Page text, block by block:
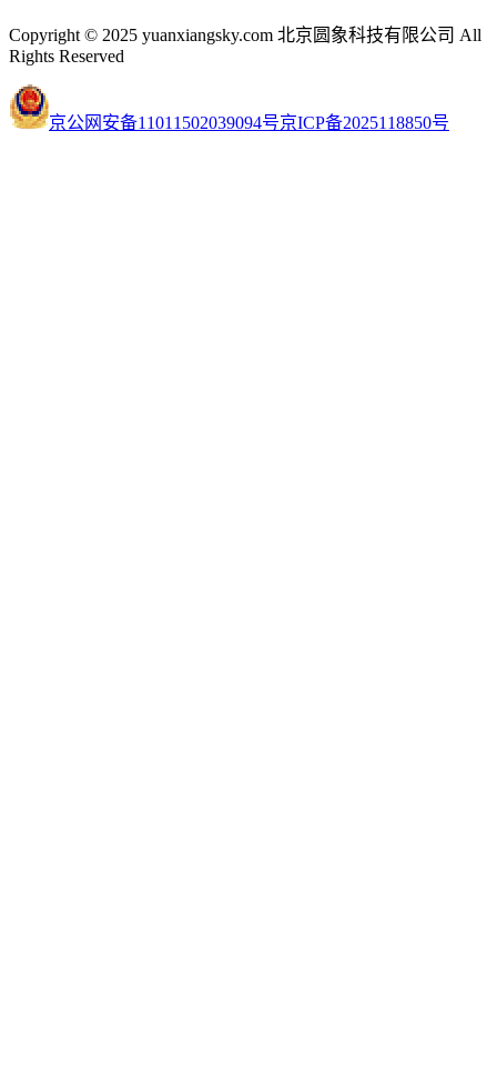
Copyright © 2025 yuanxiangsky.com 北京圆象科技有限公司 All
Rights Reserved
京公网安备11011502039094号京ICP备2025118850号